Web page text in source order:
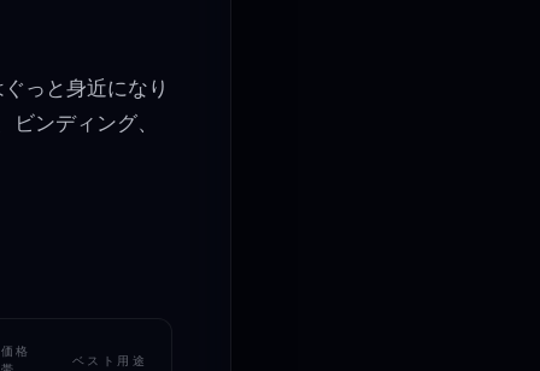
っと身近になり
ンディング、
価格
ベスト用途